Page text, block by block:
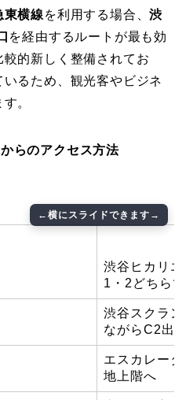
東横線を利用する場合、渋
を経由するルートが最も効
的新しく整備されてお
るため、観光客やビジネ
。
らのアクセス方法
渋谷ヒカリ
1・2どちら
渋谷スクラ
ながらC2出
エスカレー
地上階へ